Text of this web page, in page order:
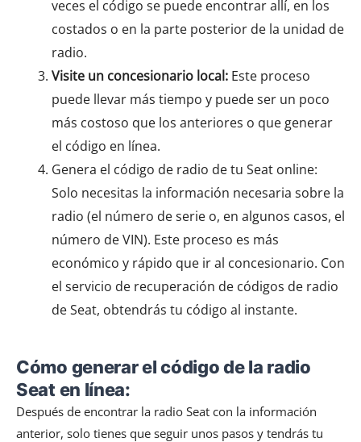
veces el código se puede encontrar allí, en los
costados o en la parte posterior de la unidad de
radio.
Visite un concesionario local:Este proceso
puede llevar más tiempo y puede ser un poco
más costoso que los anteriores o que generar
el código en línea.
Genera el código de radio de tu Seat online:
Solo necesitas la información necesaria sobre la
radio (el número de serie o, en algunos casos, el
número de VIN). Este proceso es más
económico y rápido que ir al concesionario. Con
el servicio de recuperación de códigos de radio
de Seat, obtendrás tu código al instante.
Cómo generar el código de la radio
Seat en línea:
Después de encontrar la radio Seat con la información
anterior, solo tienes que seguir unos pasos y tendrás tu